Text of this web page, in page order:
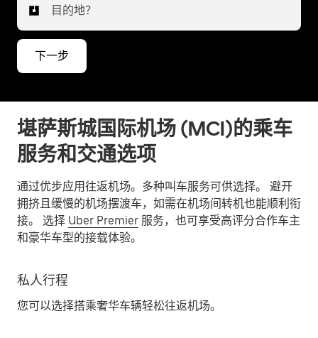
目的地？
下一步
堪萨斯城国际机场 (MCI)的乘车
服务和交通选项
通过优步应用往返机场。多种叫车服务可供选择。 避开
拥挤且缓慢的机场摆渡车，如需在机场间转机也能顺利衔
接。 选择 Uber Premier 服务，也可享受高评分合作车主
和豪华车型的接载体验。
私人行程
您可以选择搭乘奢华车辆轻松往返机场。